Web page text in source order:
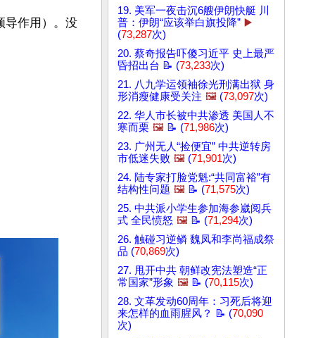
导作用）。没
19. 美军一夜击沉6艘伊朗快艇 川
普：伊朗“应该举白旗投降” ▶️
(73,287次)
20. 蔡奇报告吓傻习近平 史上最严
昏招出台 📝 (73,233次)
21. 八九学运领袖徐光刑满出狱 身
形消瘦健康受关注 🖼️ (73,097次)
22. 华人市长被中共渗透 美国人不
寒而栗 🖼️ 📝 (71,986次)
23. 广州无人“捡便宜” 中共逆转房
市低迷失败 🖼️ (71,901次)
24. 陆专家打脸党魁:“共同富裕”有
结构性问题 🖼️ 📝 (71,575次)
25. 中共派小学生参加海参崴阅兵
式 全民愤怒 🖼️ 📝 (71,294次)
26. 触碰习逆鳞 魏凤和李尚福成祭
品 (70,869次)
27. 甩开中共 朝鲜改宪法塑造“正
常国家”形象 🖼️ 📝 (70,115次)
28. 文革发动60周年：习死后将迎
来怎样的血雨腥风？ 📝 (70,090
次)